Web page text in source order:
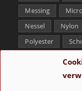
Messing
Nessel
Nylon
Polyester
Yak